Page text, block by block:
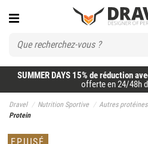
SUMMER DAYS 15% de réduction
offerte en 24/48h
Dravel Nutrition Sportive Autres protéines
Protein